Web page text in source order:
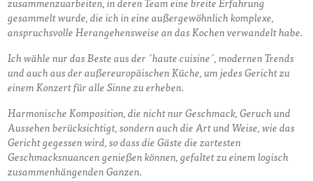
gesammelt wurde, die ich in eine außergewöhnlich komplexe,
anspruchsvolle Herangehensweise an das Kochen verwandelt habe.
Ich wähle nur das Beste aus der ´haute cuisine´, modernen Trends
und auch aus der außereuropäischen Küche, um jedes Gericht zu
einem Konzert für alle Sinne zu erheben.
Harmonische Komposition, die nicht nur Geschmack, Geruch und
Aussehen berücksichtigt, sondern auch die Art und Weise, wie das
Gericht gegessen wird, so dass die Gäste die zartesten
Geschmacksnuancen genießen können, gefaltet zu einem logisch
zusammenhängenden Ganzen.